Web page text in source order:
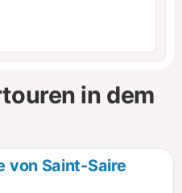
in dem
von Saint-Saire